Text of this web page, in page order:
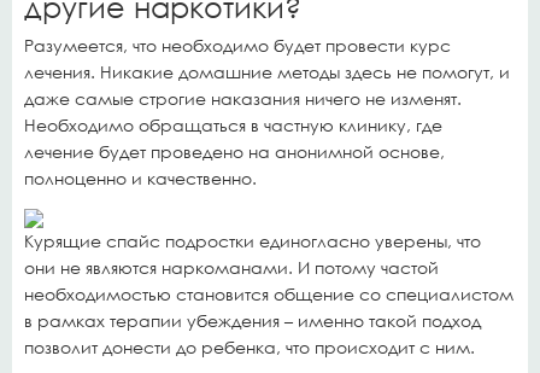
Разумеется, что необходимо будет провести курс
лечения. Никакие домашние методы здесь не помогут, и
даже самые строгие наказания ничего не изменят.
Необходимо обращаться в частную клинику, где
лечение будет проведено на анонимной основе,
полноценно и качественно.
Курящие спайс подростки единогласно уверены, что
они не являются наркоманами. И потому частой
необходимостью становится общение со специалистом
в рамках терапии убеждения – именно такой подход
позволит донести до ребенка, что происходит с ним.